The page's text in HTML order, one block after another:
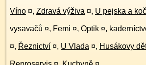
Víno ¤, Zdravá výživa ¤, U pejska a
vysavačů ¤, Femi ¤, Optik ¤,
¤, Řeznictví ¤, U Vlada ¤, Husákovy